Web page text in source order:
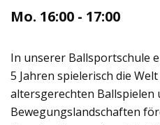
Mo. 16:00 - 17:00
In unserer Ballsportschule
5 Jahren spielerisch die
altersgerechten Ballspielen
Bewegungslandschaften